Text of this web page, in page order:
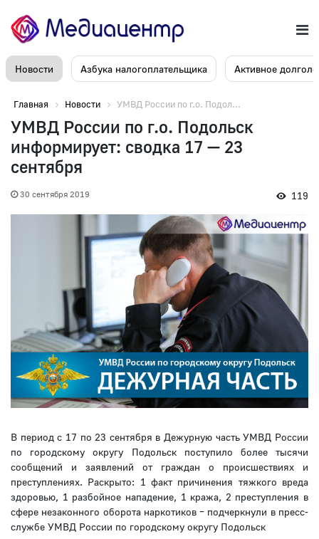
Новости Азбука налогоплательщика Активное
Главная Новости УМВД России по г.о. Подол...
УМВД России по г.о. Подольск
информирует: сводка 17 — 23
сентября
30 сентября 2019 119
В период с 17 по 23 сентября в Дежурную часть УМВД России
по городскому округу Подольск поступило более тысячи
сообщений и заявлений от граждан о происшествиях и
преступлениях. Раскрыто: 1 факт причинения тяжкого вреда
здоровью, 1 разбойное нападение, 1 кража, 2 преступления в
сфере незаконного оборота наркотиков – подчеркнули в пресс-
службе УМВД России по городскому округу Подольск